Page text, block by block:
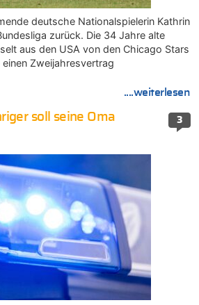
deutsche Nationalspielerin Kathrin
zurück. Die 34 Jahre alte
aus den USA von den Chicago Stars
einen Zweijahresvertrag
....weiterlesen
3
soll seine Oma